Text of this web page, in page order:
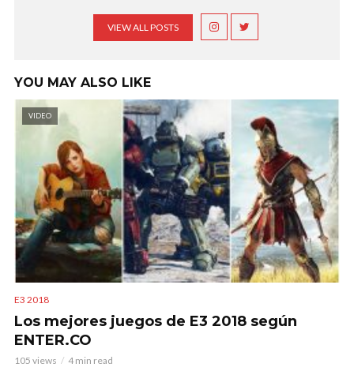
VIEW ALL POSTS
YOU MAY ALSO LIKE
VIDEO
E3 2018
Los mejores juegos de E3 2018 según
ENTER.CO
105 views 4 min read